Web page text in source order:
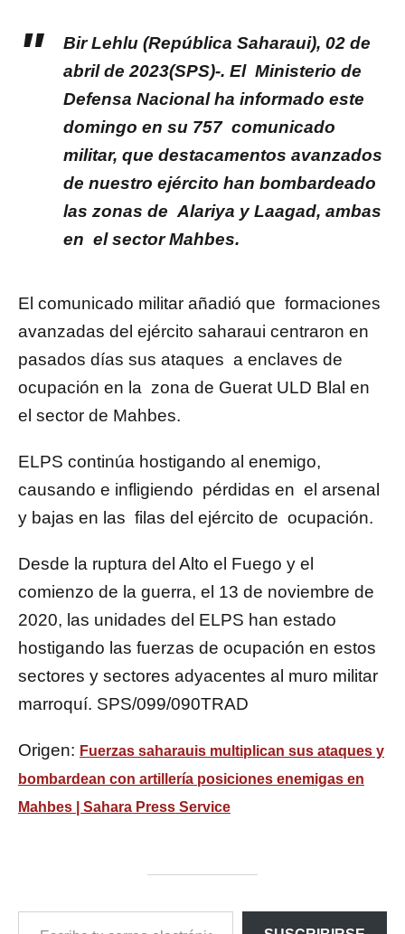
Bir Lehlu (República Saharaui), 02 de
abril de 2023(SPS)-. El Ministerio de
Defensa Nacional ha informado este
domingo en su 757 comunicado
militar, que destacamentos avanzados
de nuestro ejército han bombardeado
las zonas de Alariya y Laagad, ambas
en el sector Mahbes.
El comunicado militar añadió que formaciones
avanzadas del ejército saharaui centraron en
pasados días sus ataques a enclaves de
ocupación en la zona de Guerat ULD Blal en
el sector de Mahbes.
ELPS continúa hostigando al enemigo,
causando e infligiendo pérdidas en el arsenal
y bajas en las filas del ejército de ocupación.
Desde la ruptura del Alto el Fuego y el
comienzo de la guerra, el 13 de noviembre de
2020, las unidades del ELPS han estado
hostigando las fuerzas de ocupación en estos
sectores y sectores adyacentes al muro militar
marroquí. SPS/099/090TRAD
Origen: Fuerzas saharauis multiplican sus ataques y
bombardean con artillería posiciones enemigas en
Mahbes | Sahara Press Service